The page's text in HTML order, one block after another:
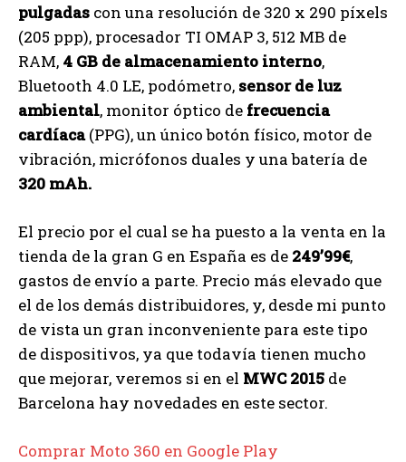
pulgadas con una resolución de 320 x 290 píxels
(205 ppp), procesador TI OMAP 3, 512 MB de
RAM, 4 GB de almacenamiento interno,
Bluetooth 4.0 LE, podómetro, sensor de luz
ambiental, monitor óptico de frecuencia
cardíaca(PPG), un único botón físico, motor de
vibración, micrófonos duales y una batería de
320 mAh.
El precio por el cual se ha puesto a la venta en la
tienda de la gran G en España es de 249’99€,
gastos de envío a parte. Precio más elevado que
el de los demás distribuidores, y, desde mi punto
de vista un gran inconveniente para este tipo
de dispositivos, ya que todavía tienen mucho
que mejorar, veremos si en el MWC 2015 de
Barcelona hay novedades en este sector.
Comprar Moto 360 en Google Play